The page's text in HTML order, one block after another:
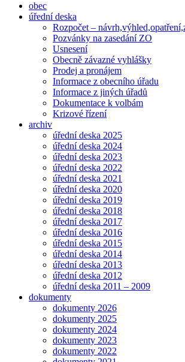
obec
úřední deska
Rozpočet –
Pozvánky na zasedání ZO
Usnesení
Obecně závazné vyhlášky
Prodej a pronájem
Informace z obecního úřadu
Informace z jiných úřadů
Dokumentace k volbám
Krizové řízení
archiv
úřední deska 2025
úřední deska 2024
úřední deska 2023
úřední deska 2022
úřední deska 2021
úřední deska 2020
úřední deska 2019
úřední deska 2018
úřední deska 2017
úřední deska 2016
úřední deska 2015
úřední deska 2014
úřední deska 2013
úřední deska 2012
úřední deska 2011 – 2009
dokumenty
dokumenty 2026
dokumenty 2025
dokumenty 2024
dokumenty 2023
dokumenty 2022